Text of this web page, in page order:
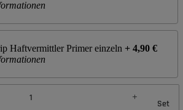
Haftvermittler Primer einzeln + 4,90 €
Set